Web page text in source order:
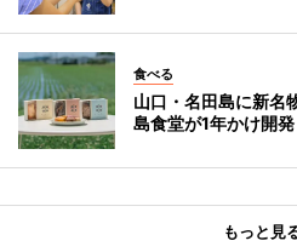
食べる
山口・名田島に新
島食堂が1年かけ開発
もっと見